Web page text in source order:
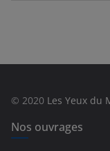
e
s
© 2020 Les Yeux du
Nos ouvrages